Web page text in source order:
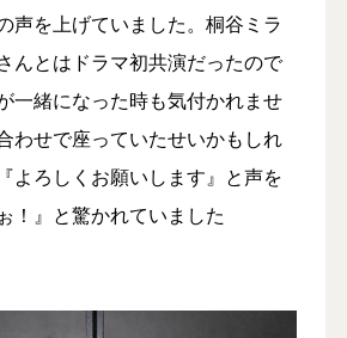
声を上げていました。桐谷ミラ
んとはドラマ初共演だったので
一緒になった時も気付かれませ
わせで座っていたせいかもしれ
よろしくお願いします』と声を
！』と驚かれていました